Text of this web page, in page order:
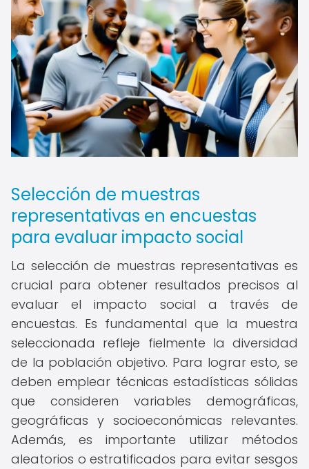
Selección de muestras
representativas en encuestas
para evaluar impacto social
La selección de muestras representativas es
crucial para obtener resultados precisos al
evaluar el impacto social a través de
encuestas. Es fundamental que la muestra
seleccionada refleje fielmente la diversidad
de la población objetivo. Para lograr esto, se
deben emplear técnicas estadísticas sólidas
que consideren variables demográficas,
geográficas y socioeconómicas relevantes.
Además, es importante utilizar métodos
aleatorios o estratificados para evitar sesgos